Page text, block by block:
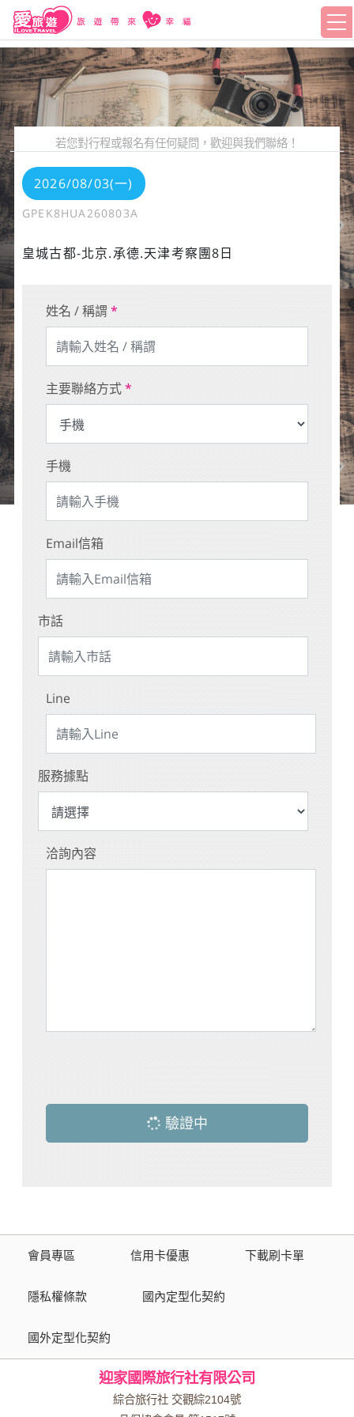
若您對行程或報名有任何疑問，歡迎與我們聯絡！
2026/08/03(一)
GPEK8HUA260803A
皇城古都-北京.承德.天津考察團8日
姓名 / 稱謂 *
主要聯絡方式*
手機
Email信箱
市話
Line
服務據點
洽詢內容
驗證中
會員專區 信用卡優惠 下載刷卡單
隱私權條款 國內定型化契約
國外定型化契約
迎家國際旅行社有限公司
綜合旅行社 交觀綜2104號